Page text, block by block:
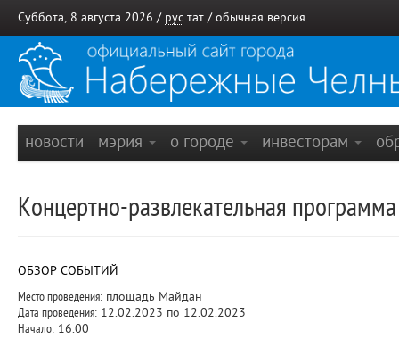
Суббота, 8 августа 2026 / рус тат / обычная версия
новости мэрия о городе инвесторам
Концертно-развлекательная программа
ОБЗОР СОБЫТИЙ
Место проведения: площадь Майдан
Дата проведения: 12.02.2023 по 12.02.2023
Начало: 16.00